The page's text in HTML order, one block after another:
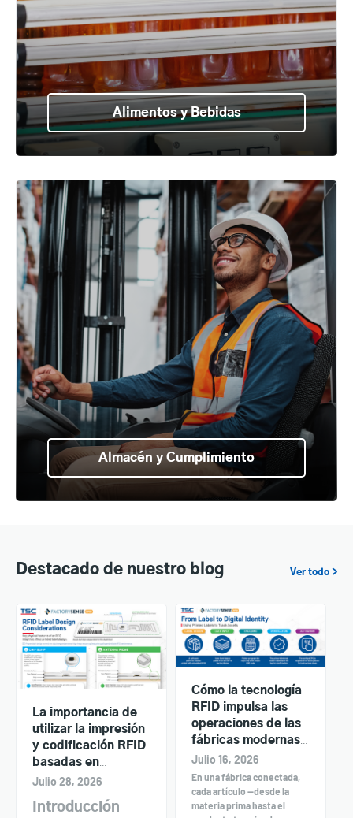
Alimentos y Bebidas
Almacén y Cumplimiento
Destacado de nuestro blog Ver todo >
La importancia de
utilizar la impresión
y codificación RFID
basadas en
estándares
Julio 28, 2026
Introducción
Cómo la tecnología
RFID impulsa las
operaciones de las
fábricas modernas:
FactorySense y las
impresoras TSC en
acción
Julio 16, 2026
En una fábrica conectada,
cada artículo —desde la
materia prima hasta el